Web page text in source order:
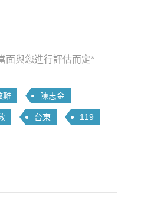
面與您進行評估而定*
難 陳志金
台東 119